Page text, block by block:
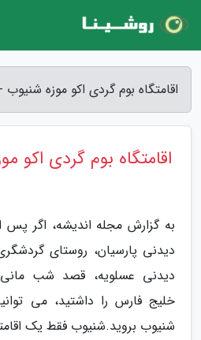
اقامتگاه بوم گردی اکو موزه
اقامتگاه بوم گردی اکو
به گزارش مجله اندیشه، اگر
دیدنی پارسیان، روستای
دیدنی عسلویه، قصد شب
خلیج فارس را داشتید، می
شنیوب بروید.شنیوب فقط یک